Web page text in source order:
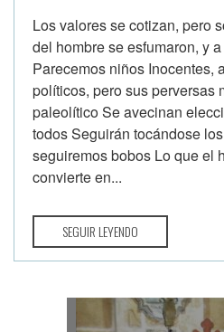
Los valores se cotizan, pero
del hombre se esfumaron, y
Parecemos niños Inocentes,
políticos, pero sus perversas
paleolítico Se avecinan
todos Seguirán tocándose
seguiremos bobos Lo que el
convierte en...
SEGUIR LEYENDO